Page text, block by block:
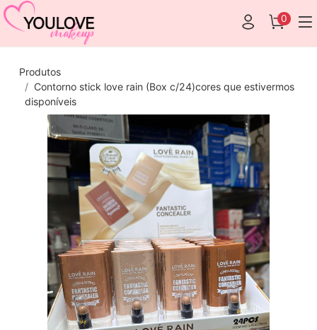
0
Produtos
Contorno stick love rain (Box c/24)cores que estivermos
disponíveis